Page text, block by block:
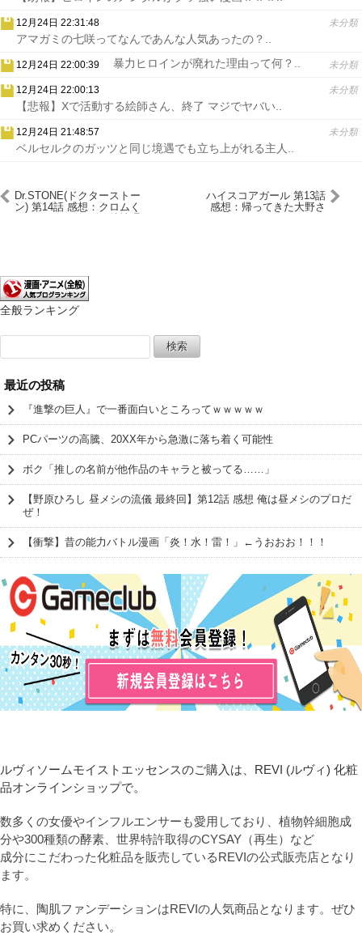
12月24日 22:31:48 未分類
アマガミの七咲ってなんであんな人気あったの？..
12月24日 22:00:39 未分類
暴力ヒロインが廃れた理由って何？..
12月24日 22:00:13 未分類
【悲報】Xで活動する絵師さん、終了 マジでヤバい..
12月24日 21:48:57 未分類
ベルセルクのガッツと同じ境遇でも立ち上がれる主人..
Dr.STONE(ドクターストー
ン) 第14話 感想：クロムく
ハイスコアガール 第13話
感想：帰ってきた大野さ
全般ランキング
索:
最近の投稿
『進撃の巨人』で一番面白いところってｗｗｗｗｗ
PCパーツの高騰、20XX年から急激に落ち着く可能性
ボク「推しの名前が他作品のキャラと被ってる……」
【野原ひろし 昼メシの流儀 最終回】第12話 感想 俺は昼メシのプロだ
ぜ！
【衝撃】昔の能力バトル漫画「炎！水！雷！」←うおおお！！！
ルヴィソームモイストエッセンスのご購入は、REVI (ルヴィ) 化粧
品オンラインショップで。
数多くの女優やインフルエンサーも愛用しており、植物幹細胞成
分や300種類の酵素、世界特許取得のCYSAY（再生）など
成分にこだわった化粧品を販売しているREVIの公式販売店となり
ます。
特に、陶肌ファンデーションはREVIの人気商品となります。ぜひ
お買い求めください。